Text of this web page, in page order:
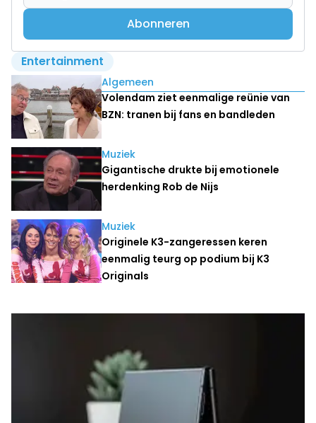
Abonneren
Entertainment
Lees ook
Algemeen
Volendam ziet eenmalige reünie van
BZN: tranen bij fans en bandleden
Muziek
Gigantische drukte bij emotionele
herdenking Rob de Nijs
Muziek
Originele K3-zangeressen keren
eenmalig teurg op podium bij K3
Originals
Laatste nieuws